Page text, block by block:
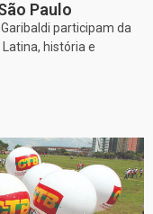
Paulo
participam da
história e